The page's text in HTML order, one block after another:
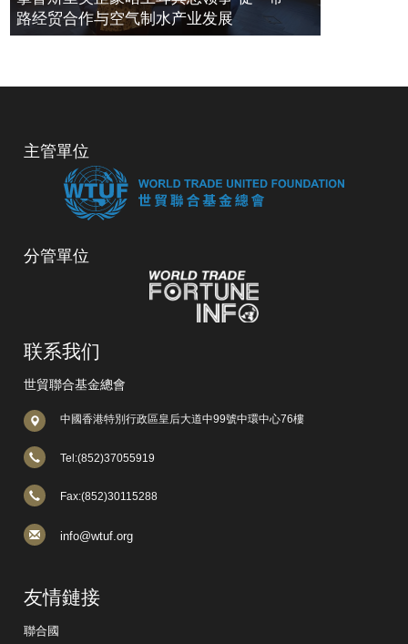
路经贸合作与空气制水产业发展
主管單位
分管單位
联系我们
世貿聯合基金總會
中國香港特別行政區皇后大道中99號中環中心76樓
Tel:(852)37055919
Fax:(852)30115288
info@wtuf.org
友情鏈接
聯合國